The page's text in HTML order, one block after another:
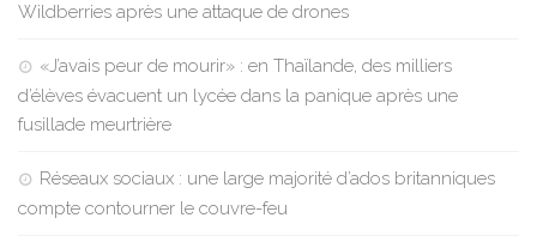
Wildberries après une attaque de drones
«J’avais peur de mourir» : en Thaïlande, des milliers
d’élèves évacuent un lycée dans la panique après une
fusillade meurtrière
Réseaux sociaux : une large majorité d’ados britanniques
compte contourner le couvre-feu